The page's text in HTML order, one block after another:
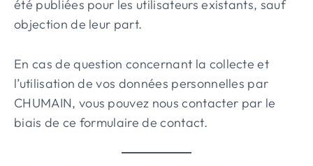
été publiées pour les utilisateurs existants, sauf
objection de leur part.
En cas de question concernant la collecte et
l’utilisation de vos données personnelles par
CHUMAIN, vous pouvez nous contacter par le
biais de ce formulaire de contact.